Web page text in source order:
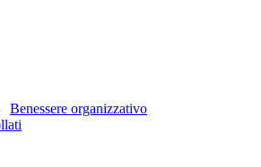
Benessere organizzativo